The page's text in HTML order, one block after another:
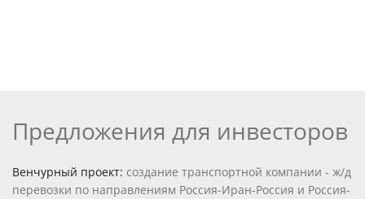
Предложения для инвесторов
Венчурный проект: создание транспортной компании - ж/д
перевозки по направлениям Россия-Иран-Россия и Россия-